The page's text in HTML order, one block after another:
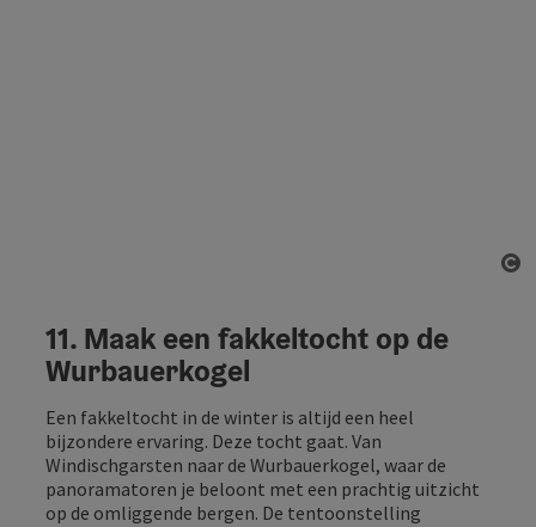
11. Maak een fakkeltocht op de
Wurbauerkogel
Een fakkeltocht in de winter is altijd een heel
bijzondere ervaring. Deze tocht gaat. Van
Windischgarsten naar de Wurbauerkogel, waar de
panoramatoren je beloont met een prachtig uitzicht
op de omliggende bergen. De tentoonstelling